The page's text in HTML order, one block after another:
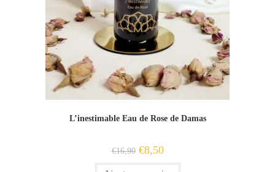
L’inestimable Eau de Rose de Damas
€16,90 Le
prix
initial
€8,50Le
prix
actuel